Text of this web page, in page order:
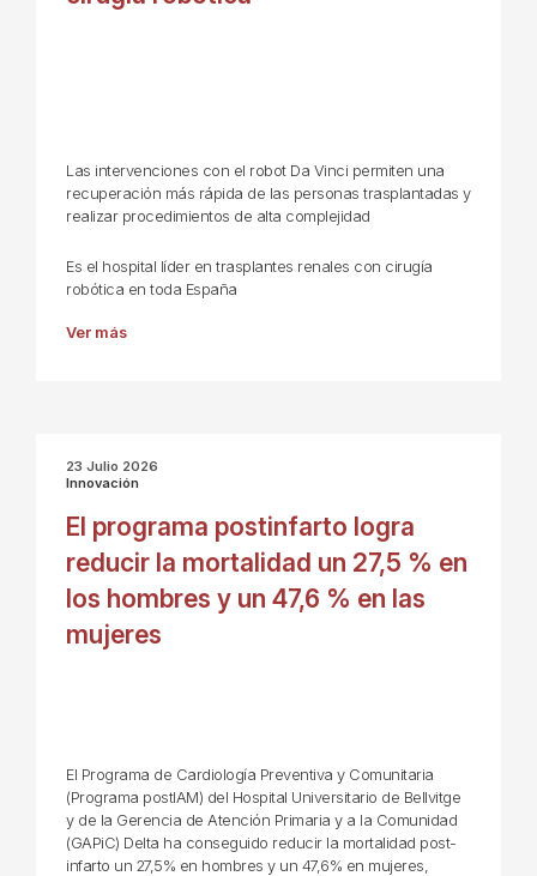
Las intervenciones con el robot Da Vinci permiten una
recuperación más rápida de las personas trasplantadas y
realizar procedimientos de alta complejidad
Es el hospital líder en trasplantes renales con cirugía
robótica en toda España
Ver más
23 Julio 2026
Innovación
El programa postinfarto logra
reducir la mortalidad un 27,5 % en
los hombres y un 47,6 % en las
mujeres
El Programa de Cardiología Preventiva y Comunitaria
(Programa postIAM) del Hospital Universitario de Bellvitge
y de la Gerencia de Atención Primaria y a la Comunidad
(GAPiC) Delta ha conseguido reducir la mortalidad post-
infarto un 27,5% en hombres y un 47,6% en mujeres,